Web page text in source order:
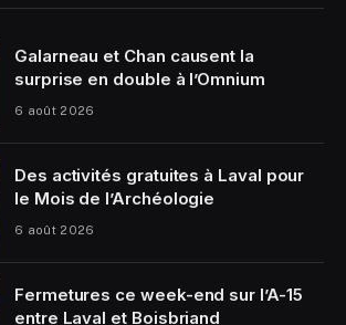
Galarneau et Chan causent la
surprise en double à l’Omnium
6 août 2026
Des activités gratuites à Laval pour
le Mois de l’Archéologie
6 août 2026
Fermetures ce week-end sur l’A-15
entre Laval et Boisbriand